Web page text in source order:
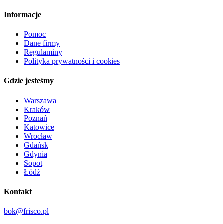
Informacje
Pomoc
Dane firmy
Regulaminy
Polityka prywatności i cookies
Gdzie jesteśmy
Warszawa
Kraków
Poznań
Katowice
Wrocław
Gdańsk
Gdynia
Sopot
Łódź
Kontakt
bok@frisco.pl